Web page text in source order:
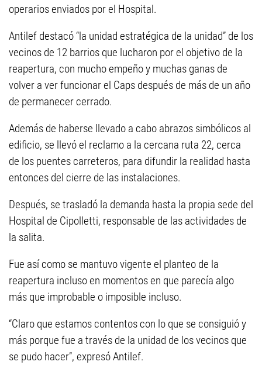
operarios enviados por el Hospital.
Antilef destacó “la unidad estratégica de la unidad” de los
vecinos de 12 barrios que lucharon por el objetivo de la
reapertura, con mucho empeño y muchas ganas de
volver a ver funcionar el Caps después de más de un año
de permanecer cerrado.
Además de haberse llevado a cabo abrazos simbólicos al
edificio, se llevó el reclamo a la cercana ruta 22, cerca
de los puentes carreteros, para difundir la realidad hasta
entonces del cierre de las instalaciones.
Después, se trasladó la demanda hasta la propia sede del
Hospital de Cipolletti, responsable de las actividades de
la salita.
Fue así como se mantuvo vigente el planteo de la
reapertura incluso en momentos en que parecía algo
más que improbable o imposible incluso.
“Claro que estamos contentos con lo que se consiguió y
más porque fue a través de la unidad de los vecinos que
se pudo hacer”, expresó Antilef.